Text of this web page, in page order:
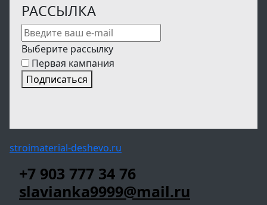
РАССЫЛКА
Выберите рассылку
Первая кампания
Подписаться
stroimaterial-deshevo.ru
+7 903 777 34 76
slavianka9999@mail.ru